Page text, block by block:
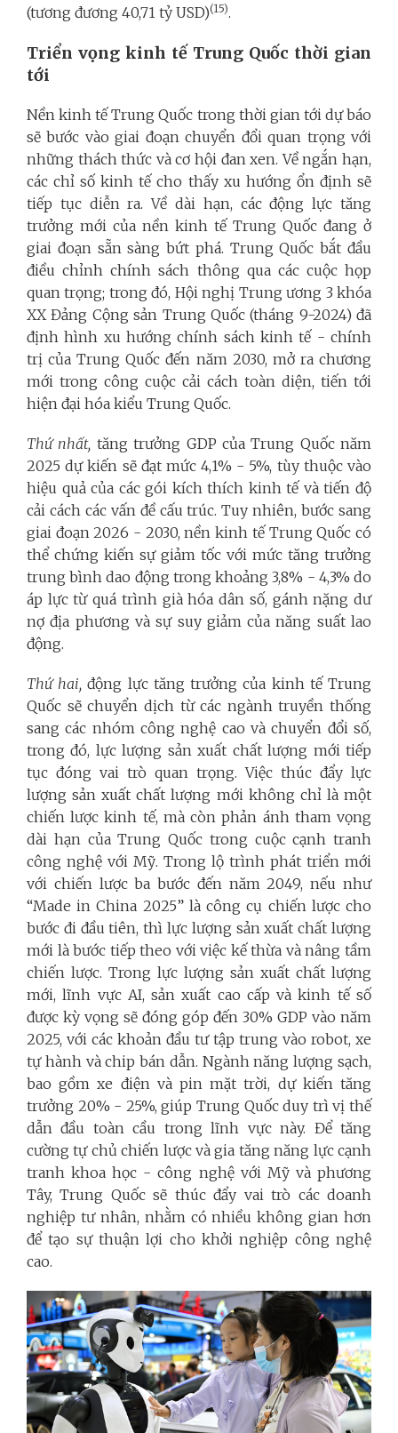
(tương đương 40,71 tỷ USD)(15).
Triển vọng kinh tế Trung Quốc thời gian
tới
Nền kinh tế Trung Quốc trong thời gian tới dự báo
sẽ bước vào giai đoạn chuyển đổi quan trọng với
những thách thức và cơ hội đan xen. Về ngắn hạn,
các chỉ số kinh tế cho thấy xu hướng ổn định sẽ
tiếp tục diễn ra. Về dài hạn, các động lực tăng
trưởng mới của nền kinh tế Trung Quốc đang ở
giai đoạn sẵn sàng bứt phá. Trung Quốc bắt đầu
điều chỉnh chính sách thông qua các cuộc họp
quan trọng; trong đó, Hội nghị Trung ương 3 khóa
XX Đảng Cộng sản Trung Quốc (tháng 9-2024) đã
định hình xu hướng chính sách kinh tế - chính
trị của Trung Quốc đến năm 2030, mở ra chương
mới trong công cuộc cải cách toàn diện, tiến tới
hiện đại hóa kiểu Trung Quốc.
Thứ nhất, tăng trưởng GDP của Trung Quốc năm
2025 dự kiến sẽ đạt mức 4,1% - 5%, tùy thuộc vào
hiệu quả của các gói kích thích kinh tế và tiến độ
cải cách các vấn đề cấu trúc. Tuy nhiên, bước sang
giai đoạn 2026 - 2030, nền kinh tế Trung Quốc có
thể chứng kiến sự giảm tốc với mức tăng trưởng
trung bình dao động trong khoảng 3,8% - 4,3% do
áp lực từ quá trình già hóa dân số, gánh nặng dư
nợ địa phương và sự suy giảm của năng suất lao
động.
Thứ hai, động lực tăng trưởng của kinh tế Trung
Quốc sẽ chuyển dịch từ các ngành truyền thống
sang các nhóm công nghệ cao và chuyển đổi số,
trong đó, lực lượng sản xuất chất lượng mới tiếp
tục đóng vai trò quan trọng. Việc thúc đẩy lực
lượng sản xuất chất lượng mới không chỉ là một
chiến lược kinh tế, mà còn phản ánh tham vọng
dài hạn của Trung Quốc trong cuộc cạnh tranh
công nghệ với Mỹ. Trong lộ trình phát triển mới
với chiến lược ba bước đến năm 2049, nếu như
“Made in China 2025” là công cụ chiến lược cho
bước đi đầu tiên, thì lực lượng sản xuất chất lượng
mới là bước tiếp theo với việc kế thừa và nâng tầm
chiến lược. Trong lực lượng sản xuất chất lượng
mới, lĩnh vực AI, sản xuất cao cấp và kinh tế số
được kỳ vọng sẽ đóng góp đến 30% GDP vào năm
2025, với các khoản đầu tư tập trung vào robot, xe
tự hành và chip bán dẫn. Ngành năng lượng sạch,
bao gồm xe điện và pin mặt trời, dự kiến tăng
trưởng 20% - 25%, giúp Trung Quốc duy trì vị thế
dẫn đầu toàn cầu trong lĩnh vực này. Để tăng
cường tự chủ chiến lược và gia tăng năng lực cạnh
tranh khoa học - công nghệ với Mỹ và phương
Tây, Trung Quốc sẽ thúc đẩy vai trò các doanh
nghiệp tư nhân, nhằm có nhiều không gian hơn
để tạo sự thuận lợi cho khởi nghiệp công nghệ
cao.